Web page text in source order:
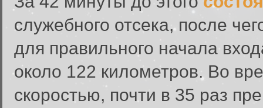
служебного отсека, после
для правильного начала
около 122 километров. Во
скоростью, почти в 35 раз